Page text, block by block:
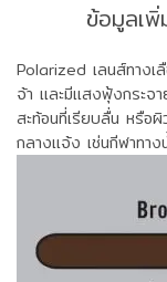
ข้อมูลเ
Polarized เลนส์ทางเ
จ้า และมีแสงฟุ้งกระจ
สะท้อนที่เรียบลื่น หรือผิ
กลางแจ้ง เช่นกีฬาทา